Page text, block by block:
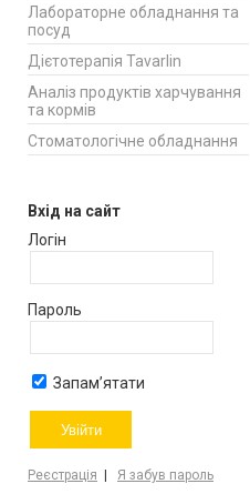
Лабораторне обладнання та
посуд
Дієтотерапія Tavarlin
Аналіз продуктів харчування
та кормів
Стоматологічне обладнання
Вхід на сайт
Логін
Пароль
Запам’ятати
Реєстрація Я забув пароль